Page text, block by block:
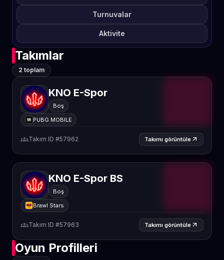
Turnuvalar
Aktivite
Takımlar
2 toplam
KNO E-Spor
Boş
PUBG MOBILE
groupsTakım ID #57962 Takımı görüntüle arrow_outward
KNO E-Spor BS
Boş
Brawl Stars
groupsTakım ID #57963 Takımı görüntüle arrow_outward
Oyun Profilleri